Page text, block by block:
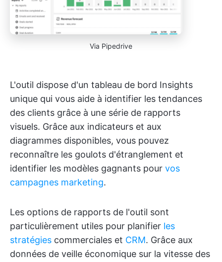
Via Pipedrive
L'outil dispose d'un tableau de bord Insights
unique qui vous aide à identifier les tendances
des clients grâce à une série de rapports
visuels. Grâce aux indicateurs et aux
diagrammes disponibles, vous pouvez
reconnaître les goulots d'étranglement et
identifier les modèles gagnants pour vos
campagnes marketing.
Les options de rapports de l'outil sont
particulièrement utiles pour planifier les
stratégies commerciales et CRM. Grâce aux
données de veille économique sur la vitesse des